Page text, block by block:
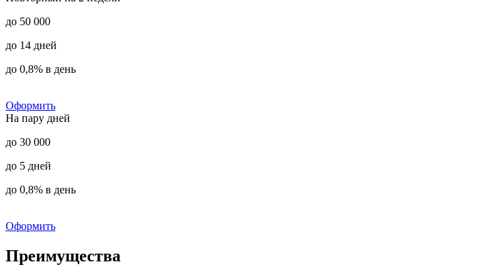
до 50 000
до 14 дней
до 0,8% в день
Оформить
На пару дней
до 30 000
до 5 дней
до 0,8% в день
Оформить
Преимущества